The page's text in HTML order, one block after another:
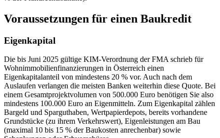
Voraussetzungen für einen Baukredit
Eigenkapital
Die bis Juni 2025 gültige KIM-Verordnung der FMA schrieb für
Wohnimmobilienfinanzierungen in Österreich einen
Eigenkapitalanteil von mindestens 20 % vor. Auch nach dem
Auslaufen verlangen die meisten Banken weiterhin diese Quote. Bei
einem Gesamtprojektvolumen von 500.000 Euro benötigen Sie also
mindestens 100.000 Euro an Eigenmitteln. Zum Eigenkapital zählen
Bargeld und Sparguthaben, Wertpapierdepots, bereits vorhandene
Grundstücke (zu ihrem Verkehrswert), Eigenleistungen am Bau
(maximal 10 bis 15 % der Baukosten anrechenbar) sowie